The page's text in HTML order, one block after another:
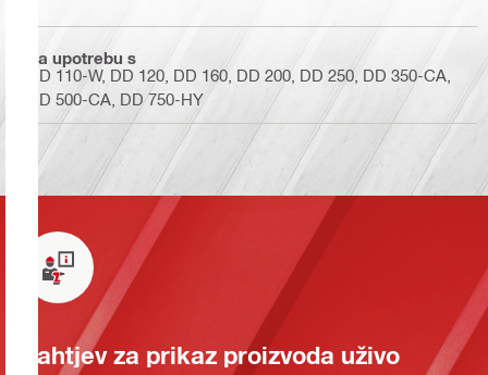
Za upotrebu s
DD 110-W, DD 120, DD 160, DD 200, DD 250, DD 350-CA,
DD 500-CA, DD 750-HY
Zahtjev za prikaz proizvoda uživo